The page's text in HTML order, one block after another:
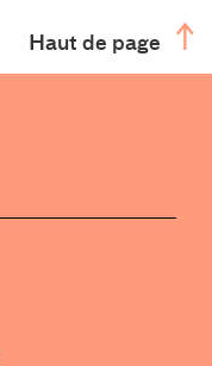
Haut de page